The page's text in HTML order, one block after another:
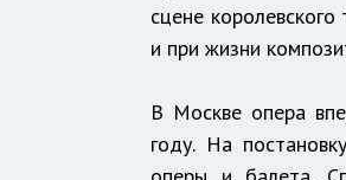
сцене
и при жизни
В Москве опера
году. На